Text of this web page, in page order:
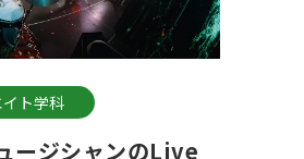
ト学科
ージシャンのLive